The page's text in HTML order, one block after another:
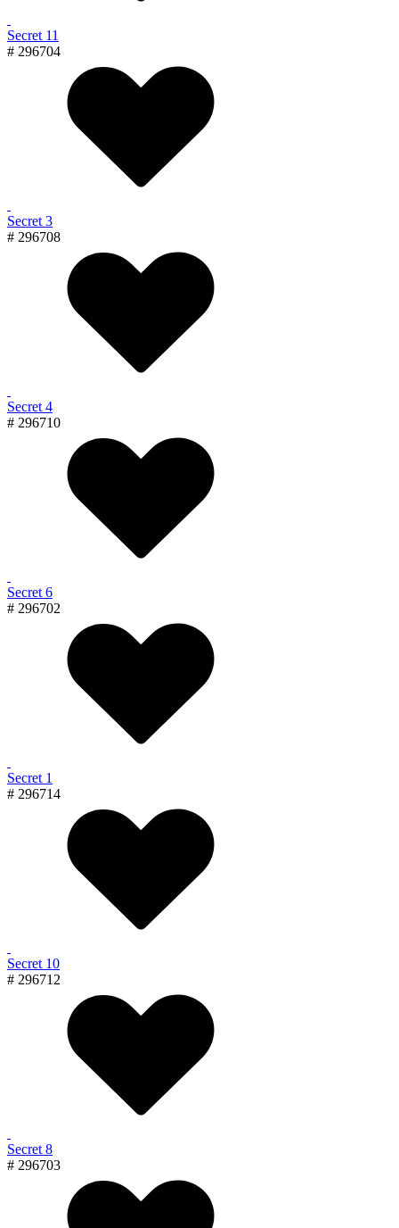
Secret 11
# 296704
Secret 3
# 296708
Secret 4
# 296710
Secret 6
# 296702
Secret 1
# 296714
Secret 10
# 296712
Secret 8
# 296703